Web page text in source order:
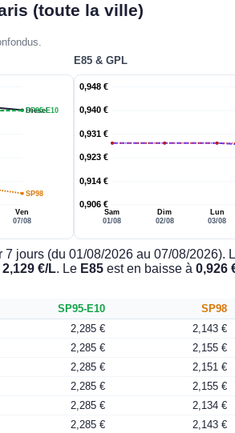
(toute la ville)
Ven
07/08
Diesel
SP95-E10
SP98
E85 & GPL
0,906 €
0,914 €
0,923 €
0,931 €
0,940 €
0,948 €
Sam
01/08
Dim
02/08
Lun
03/08
jours (du 01/08/2026 au 07/08/2026).
2,129 €/L. Le E85est en baisse à 0,926
SP95-E10 SP98
2,285 € 2,143 €
2,285 € 2,155 €
2,285 € 2,151 €
2,285 € 2,155 €
2,285 € 2,134 €
2,285 € 2,143 €